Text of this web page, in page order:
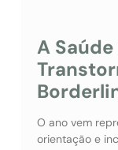
A
O ano vem
orientação e